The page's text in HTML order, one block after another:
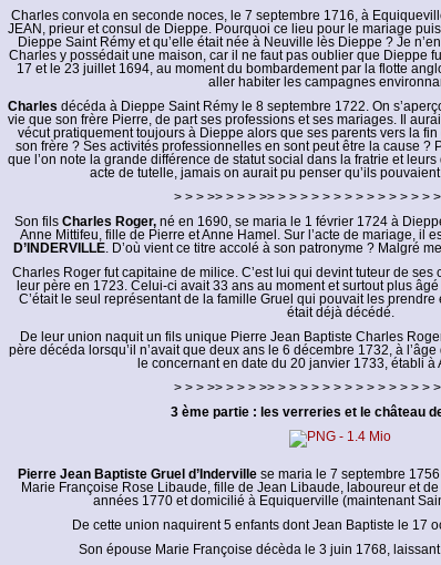
Charles convola en seconde noces, le 7 septembre 1716, à
JEAN, prieur et consul de Dieppe. Pourquoi ce lieu pour le mariage
Dieppe Saint Rémy et qu’elle était née à Neuville lès Dieppe ? Je
Charles y possédait une maison, car il ne faut pas oublier que Dieppe
17 et le 23 juillet 1694, au moment du bombardement par la flotte
aller habiter les campagnes
Charles décéda à Dieppe Saint Rémy le 8 septembre 1722. On
vie que son frère Pierre, de part ses professions et ses mariages. Il
vécut pratiquement toujours à Dieppe alors que ses parents vers la
son frère ? Ses activités professionnelles en sont peut être la cause ?
que l’on note la grande différence de statut social dans la fratrie et leurs
acte de tutelle, jamais on aurait pu penser qu’ils
> > > >> > > > >> > > > > > > > > > > > > > >
Son filsCharles Roger,né en 1690, se maria le 1 février 1724 à
Anne Mittifeu, fille de Pierre et Anne Hamel. Sur l’acte de mariage, il
D’INDERVILLE. D’où vient ce titre accolé à son patronyme ? Malgré
Charles Roger fut capitaine de milice. C’est lui qui devint tuteur de
leur père en 1723. Celui-ci avait 33 ans au moment et surtout plus
C’était le seul représentant de la famille Gruel qui pouvait les
était déjà décédé.
De leur union naquit un fils unique Pierre Jean Baptiste Charles
père décéda lorsqu’il n’avait que deux ans le 6 décembre 1732, à
le concernant en date du 20 janvier 1733, établi à
> > > >> > > > >> > > > > > > > > > > > > > >
3 ème partie : les verreries et le château
Pierre Jean Baptiste Gruel d’Indervillese maria le 7 septembre
Marie Françoise Rose Libaude, fille de Jean Libaude, laboureur et
années 1770 et domicilié à Equiquerville (maintenant
De cette union naquirent 5 enfants dont Jean Baptiste le 17
Son épouse Marie Françoise décèda le 3 juin 1768,